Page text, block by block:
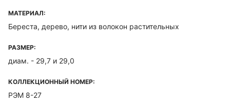
МАТЕРИАЛ:
Береста, дерево, нити из волокон растительных
РАЗМЕР:
диам. - 29,7 и 29,0
КОЛЛЕКЦИОННЫЙ НОМЕР:
РЭМ 8-27